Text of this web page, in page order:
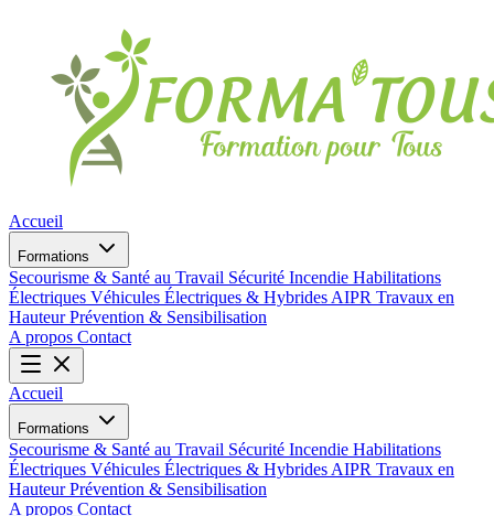
Accueil
Formations
Secourisme & Santé au Travail Sécurité Incendie Habilitations
Électriques Véhicules Électriques & Hybrides AIPR Travaux en
HauteurPrévention & Sensibilisation
A propos Contact
Accueil
Formations
Secourisme & Santé au Travail Sécurité Incendie Habilitations
Électriques Véhicules Électriques & Hybrides AIPR Travaux en
HauteurPrévention & Sensibilisation
A propos Contact